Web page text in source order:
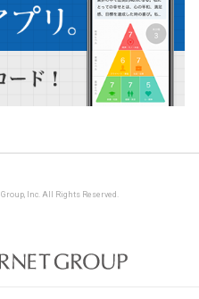
Inc. All Rights Reserved.